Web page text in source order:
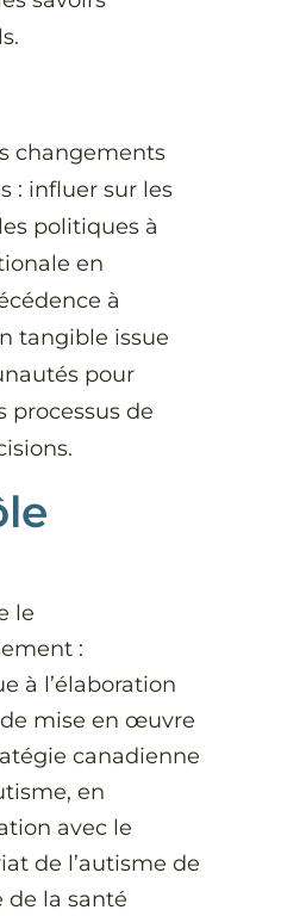
changements
: influer sur les
politiques à
en
à
tangible issue
pour
processus de
le
:
à l’élaboration
mise en œuvre
canadienne
en
avec le
de l’autisme de
de la santé